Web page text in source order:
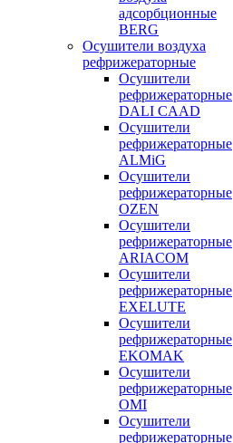
адсорбционные
BERG
Осушители воздуха
рефрижераторные
Осушители
рефрижераторные
DALI CAAD
Осушители
рефрижераторные
ALMiG
Осушители
рефрижераторные
OZEN
Осушители
рефрижераторные
ARIACOM
Осушители
рефрижераторные
EXELUTE
Осушители
рефрижераторные
EKOMAK
Осушители
рефрижераторные
OMI
Осушители
рефрижераторные